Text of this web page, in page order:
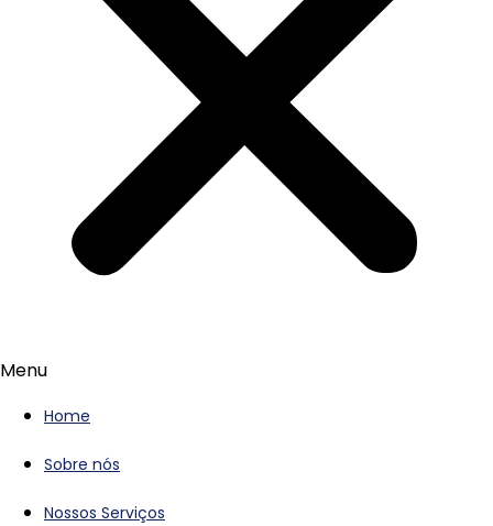
Menu
Home
Sobre nós
Nossos Serviços